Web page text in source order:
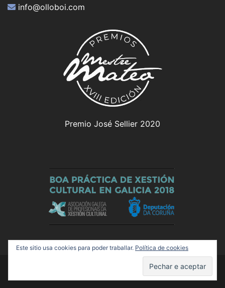
info@olloboi.com
Premio José Sellier 2020
© 2026 Olloboi. Funciona grazas aSydney
Este sitio usa cookies para poder traballar. Política de cookies